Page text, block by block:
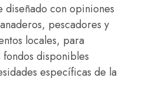
diseñado con opiniones
pescadores y
locales, para
disponibles
específicas de la